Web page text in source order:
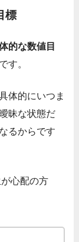
標
的な数値目
す。
体的にいつま
昧な状態だ
るからです
心配の方